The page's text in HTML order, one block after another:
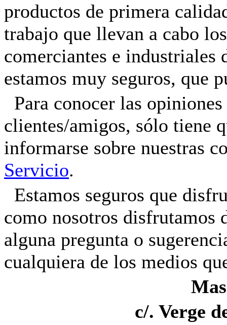
productos de primera
trabajo que llevan a cabo
comerciantes e industriales
estamos muy seguros, que
Para conocer las
clientes/amigos, sólo tiene
informarse sobre nuestras
Servicio.
Estamos seguros que
como nosotros disfrutamos
alguna pregunta o
cualquiera de los medios
c/. Verge